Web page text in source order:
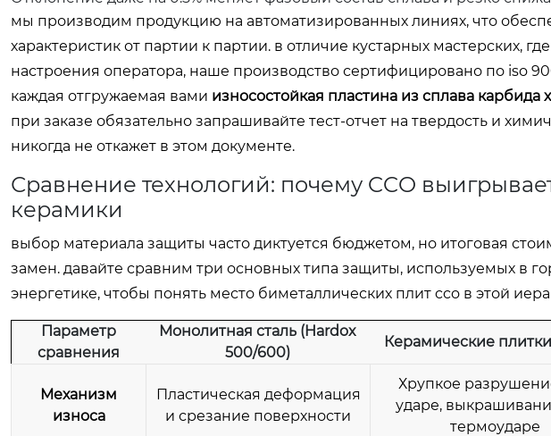
мы производим продукцию на автоматизированных линиях, что
характеристик от партии к партии. в отличие кустарных мастерских,
настроения оператора, наше производство сертифицировано по iso
каждая отгружаемая вами износостойкая пластина из сплава карбида
при заказе обязательно запрашивайте тест-отчет на твердость и
никогда не откажет в этом документе.
Сравнение технологий: почему CCO
керамики
выбор материала защиты часто диктуется бюджетом, но итоговая
замен. давайте сравним три основных типа защиты, используемых
энергетике, чтобы понять место биметаллических плит cco в этой
Параметр
сравнения
Монолитная сталь (Hardox
500/600)
Керамические плитки
Механизм
износа
Пластическая деформация
и срезание поверхности
Хрупкое
ударе,
термоударе